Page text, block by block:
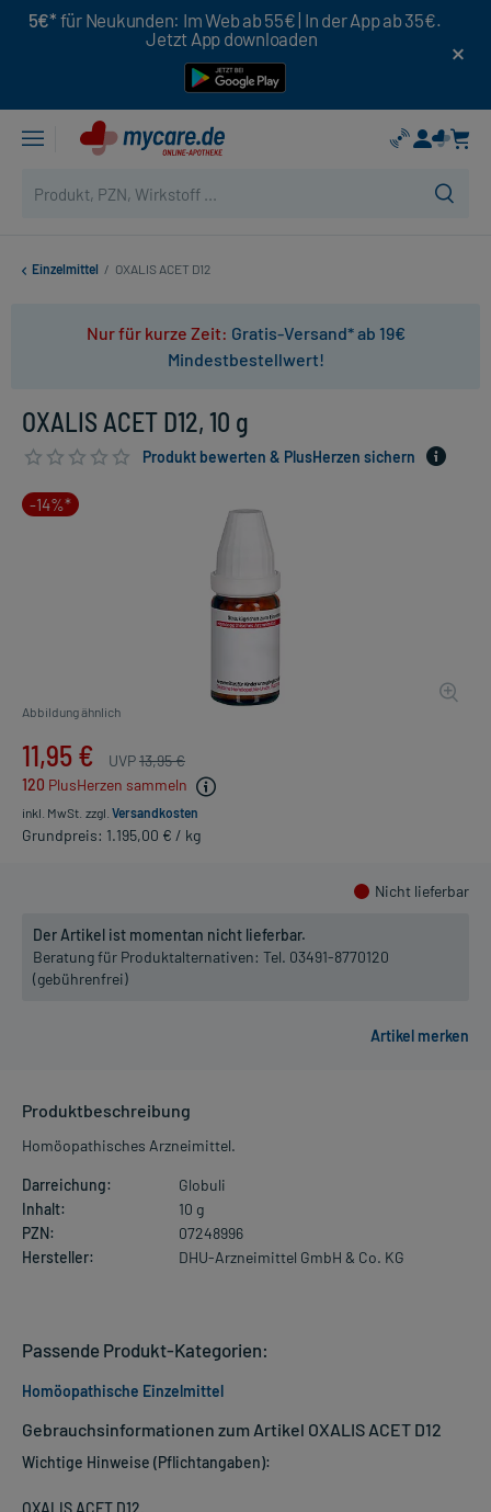
5€* für Neukunden: Im Web ab 55€ | In der App ab 35€.
Jetzt App downloaden
Einzelmittel / OXALIS ACET D12
Nur für kurze Zeit: Gratis-Versand* ab 19€
Mindestbestellwert!
OXALIS ACET D12, 10 g
Produkt bewerten & PlusHerzen sichern
-14%*
Abbildung ähnlich
11,95 € UVP13,95 €
120 PlusHerzen sammeln
inkl. MwSt. zzgl. Versandkosten
Grundpreis: 1.195,00 € / kg
Nicht lieferbar
Der Artikel ist momentan nicht lieferbar.
Beratung für Produktalternativen: Tel. 03491-8770120
(gebührenfrei)
Produktbeschreibung
Homöopathisches Arzneimittel.
Darreichung:
Globuli
Inhalt:
10 g
PZN:
07248996
Hersteller:
DHU-Arzneimittel GmbH & Co. KG
Gebrauchsinformationen zum Artikel OXALIS ACET D12
Wichtige Hinweise (Pflichtangaben):
OXALIS ACET D12.
Passende Produkt-Kategorien:
Homöopathische Einzelmittel